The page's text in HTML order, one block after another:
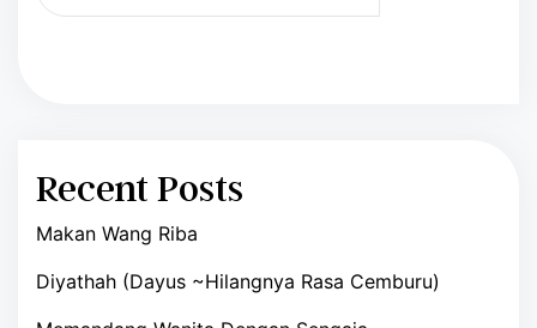
Recent Posts
Makan Wang Riba
Diyathah (Dayus ~Hilangnya Rasa Cemburu)